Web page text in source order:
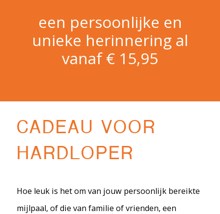
een persoonlijke en
unieke herinnering al
vanaf € 15,95
CADEAU VOOR
HARDLOPER
Hoe leuk is het om van jouw persoonlijk bereikte
mijlpaal, of die van familie of vrienden, een